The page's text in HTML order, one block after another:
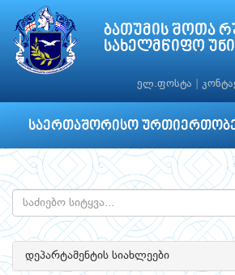
ბათუმის შოთა
სახელმწიფო
ელ.ფოსტა
საერთაშორისო
დეპარტამენტის სიახლეები